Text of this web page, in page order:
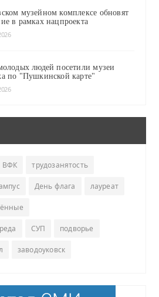
музейном комплексе обновят
в рамках нацпроекта
людей посетили музеи
по "Пушкинской карте"
ВФК трудозанятость
День флага лауреат
СУП подворье
заводоуковск